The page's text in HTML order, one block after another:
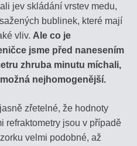
jev skládání vrstev medu,
bublinek, které mají
vliv. Ale co je
jsme před nanesením
zhruba minutu míchali,
nejhomogenější.
zřetelné, že hodnoty
refraktometry jsou v případě
velmi podobné, až